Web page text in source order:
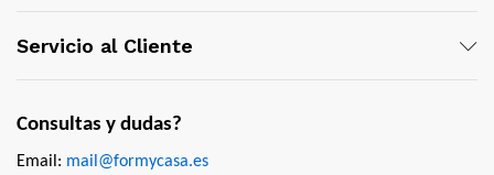
Servicio al Cliente
Consultas y dudas?
Email: mail@formycasa.es